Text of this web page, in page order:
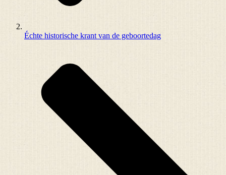
Échte historische krant van de geboortedag